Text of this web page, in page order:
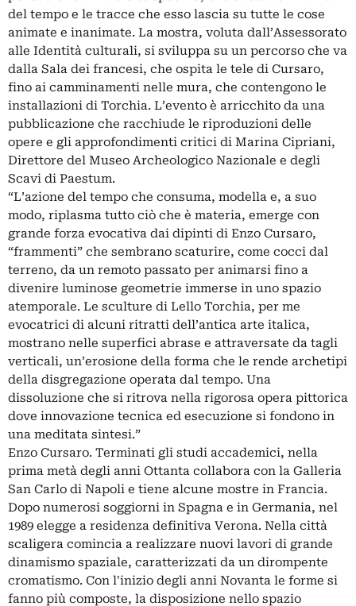
del tempo e le tracce che esso lascia su tutte le cose
animate e inanimate. La mostra, voluta dall’Assessorato
alle Identità culturali, si sviluppa su un percorso che va
dalla Sala dei francesi, che ospita le tele di Cursaro,
fino ai camminamenti nelle mura, che contengono le
installazioni di Torchia. L’evento è arricchito da una
pubblicazione che racchiude le riproduzioni delle
opere e gli approfondimenti critici di Marina Cipriani,
Direttore del Museo Archeologico Nazionale e degli
Scavi di Paestum.
“L’azione del tempo che consuma, modella e, a suo
modo, riplasma tutto ciò che è materia, emerge con
grande forza evocativa dai dipinti di Enzo Cursaro,
“frammenti” che sembrano scaturire, come cocci dal
terreno, da un remoto passato per animarsi fino a
divenire luminose geometrie immerse in uno spazio
atemporale. Le sculture di Lello Torchia, per me
evocatrici di alcuni ritratti dell’antica arte italica,
mostrano nelle superfici abrase e attraversate da tagli
verticali, un’erosione della forma che le rende archetipi
della disgregazione operata dal tempo. Una
dissoluzione che si ritrova nella rigorosa opera pittorica
dove innovazione tecnica ed esecuzione si fondono in
una meditata sintesi.”
Enzo Cursaro. Terminati gli studi accademici, nella
prima metà degli anni Ottanta collabora con la Galleria
San Carlo di Napoli e tiene alcune mostre in Francia.
Dopo numerosi soggiorni in Spagna e in Germania, nel
1989 elegge a residenza definitiva Verona. Nella città
scaligera comincia a realizzare nuovi lavori di grande
dinamismo spaziale, caratterizzati da un dirompente
cromatismo. Con l'inizio degli anni Novanta le forme si
fanno più composte, la disposizione nello spazio